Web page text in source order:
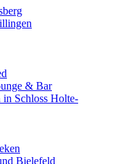
& Bar
Schloss Holte-
Bielefeld